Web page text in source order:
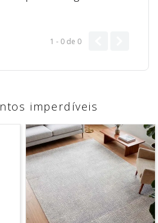
1 - 0 de 0
imperdíveis